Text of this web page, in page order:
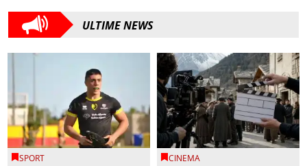
ULTIME NEWS
SPORT CINEMA